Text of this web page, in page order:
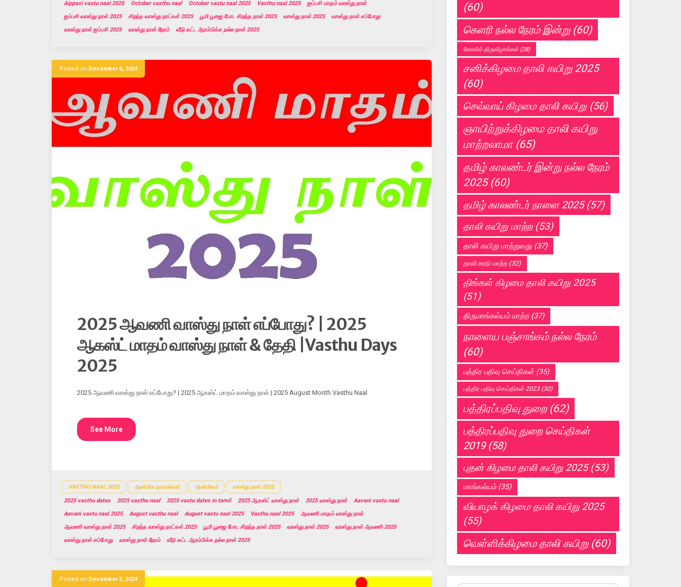
Aippasi vastu naal 2025
October vasthu naal October vastu naal 2025 Vasthu naal 2025
ஐப்பசி மாதம் வாஸ்து நாள்
ஐப்பசி வாஸ்து நாள் 2025
சிறந்த வாஸ்து நாட்கள் 2025 பூமி பூஜை போட சிறந்த நாள் 2025 வாஸ்து நாள் 2025
வாஸ்து நாள் எப்போது
வாஸ்து நாள் ஐப்பசி 2025
வாஸ்து நாள் நேரம் வீடு கட்ட ஆரம்பிக்க நல்ல நாள் 2025
Posted on December 6, 2024
2025 ஆவணி வாஸ்து நாள் எப்போது? | 2025
ஆகஸ்ட் மாதம் வாஸ்து நாள் & தேதி |Vasthu Days
2025
2025 ஆவணி வாஸ்து நாள் எப்போது? | 2025 ஆகஸ்ட் மாதம் வாஸ்து நாள் | 2025 August Month Vasthu Naal
See More
VASTHU NAAL 2025 ஆன்மிக தகவல்கள் ஆன்மிகம் வாஸ்து நாள் 2025
2025 vasthu dates 2025 vasthu naal 2025 vastu dates in tamil 2025 ஆகஸ்ட் வாஸ்து நாள் 2025 வாஸ்து நாள்
Aavani vastu naal
Aavani vastu naal 2025
August vasthu naal August vastu naal 2025 Vasthu naal 2025
ஆவணி மாதம் வாஸ்து நாள்
ஆவணி வாஸ்து நாள் 2025
சிறந்த வாஸ்து நாட்கள் 2025 பூமி பூஜை போட சிறந்த நாள் 2025 வாஸ்து நாள் 2025
வாஸ்து நாள் ஆவணி 2025
வாஸ்து நாள் எப்போது
வாஸ்து நாள் நேரம் வீடு கட்ட ஆரம்பிக்க நல்ல நாள் 2025
Posted on December 3, 2024
(60)
கெளரி நல்ல நேரம் இன்று(60)
கோவில் திருவிழாக்கள்(28)
சனிக்கிழமை தாலி கயிறு 2025
(60)
செவ்வாய் கிழமை தாலி கயிறு(56)
ஞாயிற்றுக்கிழமை தாலி கயிறு
மாற்றலாமா(65)
தமிழ் காலண்டர் இன்று நல்ல நேரம்
2025(60)
தமிழ் காலண்டர் நாளை 2025(57)
தாலி கயிறு மாற்ற(53)
தாலி கயிறு மாற்றுவது(37)
தாலி சரடு மாற்ற (32)
திங்கள் கிழமை தாலி கயிறு 2025
(51)
திருமாங்கல்யம் மாற்ற (37)
நாளைய பஞ்சாங்கம் நல்ல நேரம்
(60)
பத்திர பதிவு செய்திகள்(35)
பத்திர பதிவு செய்திகள் 2023(30)
பத்திரப்பதிவு துறை(62)
பத்திரப்பதிவு துறை செய்திகள்
2019(58)
புதன் கிழமை தாலி கயிறு 2025(53)
மாங்கல்யம்(35)
வியாழக் கிழமை தாலி கயிறு 2025
(55)
வெள்ளிக்கிழமை தாலி கயிறு(60)